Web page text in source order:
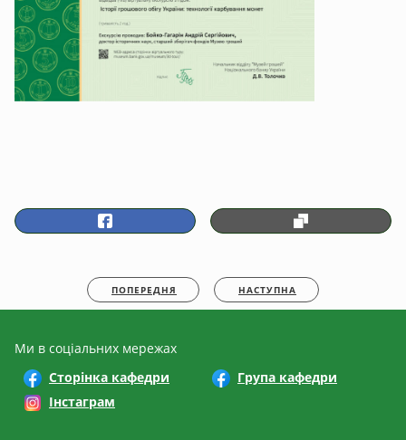
ПОПЕРЕДНЯ НАСТУПНА
Ми в соціальних мережах
Сторінка кафедри
Група кафедри
Інстаграм